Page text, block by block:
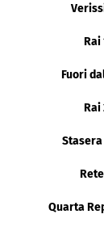
Rai
Fuori
Rai
Quarta